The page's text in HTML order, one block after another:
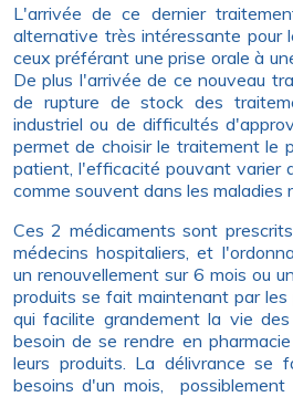
L'arrivée de ce dernier
alternative très intéressante pour
ceux préférant une prise orale à
De plus l'arrivée de ce nouveau
de rupture de stock des
industriel ou de difficultés
permet de choisir le traitement le
patient, l'efficacité pouvant varier
comme souvent dans les maladies
Ces 2 médicaments sont
médecins hospitaliers, et
un renouvellement sur 6 mois ou
produits se fait maintenant par les
qui facilite grandement la vie
besoin de se rendre en
leurs produits. La délivrance se
besoins d'un mois,